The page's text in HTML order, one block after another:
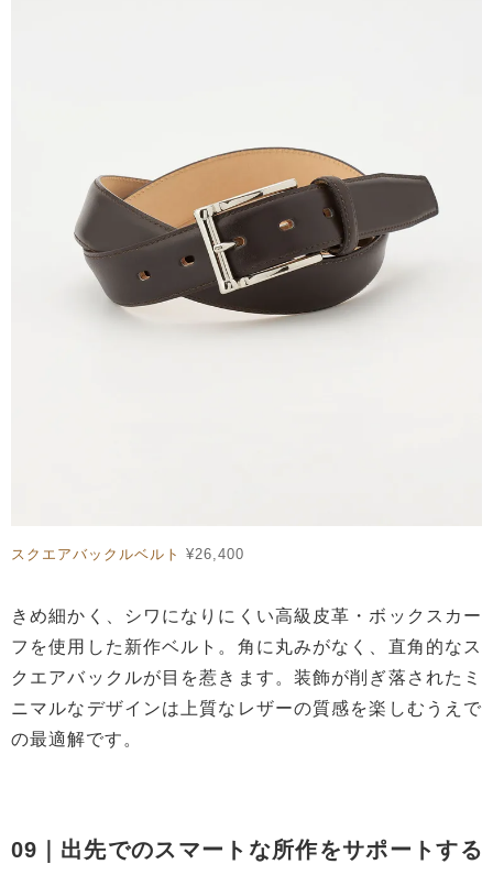
スクエアバックルベルト ¥26,400
きめ細かく、シワになりにくい高級皮革・ボックスカー
フを使用した新作ベルト。角に丸みがなく、直角的なス
クエアバックルが目を惹きます。装飾が削ぎ落されたミ
ニマルなデザインは上質なレザーの質感を楽しむうえで
の最適解です。
09｜出先でのスマートな所作をサポートする